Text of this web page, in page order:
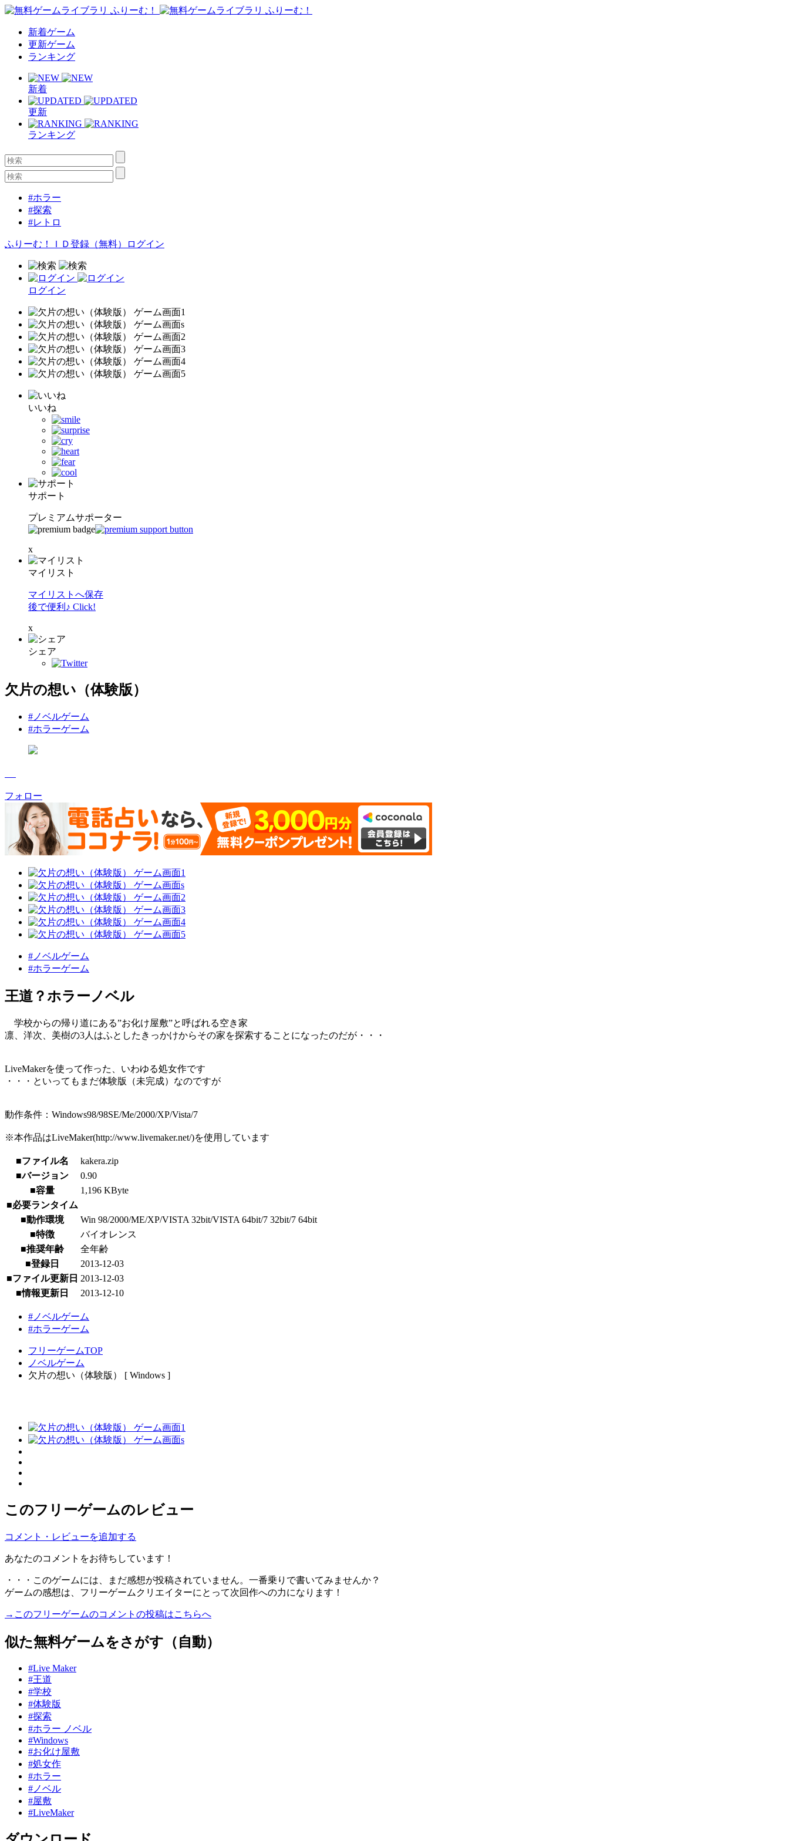
新着ゲーム
更新ゲーム
ランキング
新着
更新
ランキング
#ホラー
#探索
#レトロ
ふりーむ！ＩＤ登録（無料） ログイン
ログイン
いいね
サポート
プレミアムサポーター
x
マイリスト
マイリストへ保存
後で便利♪ Click!
x
シェア
欠片の想い（体験版）
#ノベルゲーム
#ホラーゲーム
フォロー
#ノベルゲーム
#ホラーゲーム
王道？ホラーノベル
学校からの帰り道にある”お化け屋敷”と呼ばれる空き家
凛、洋次、美樹の3人はふとしたきっかけからその家を探索することになったのだが・・・
LiveMakerを使って作った、いわゆる処女作です
・・・といってもまだ体験版（未完成）なのですが
動作条件：Windows98/98SE/Me/2000/XP/Vista/7
※本作品はLiveMaker(http://www.livemaker.net/)を使用しています
■ファイル名
kakera.zip
■バージョン
0.90
■容量
1,196 KByte
■必要ランタイム
■動作環境
Win 98/2000/ME/XP/VISTA 32bit/VISTA 64bit/7 32bit/7 64bit
■特徴
バイオレンス
■推奨年齢
全年齢
■登録日
2013-12-03
■ファイル更新日 2013-12-03
■情報更新日
2013-12-10
#ノベルゲーム
#ホラーゲーム
フリーゲームTOP
ノベルゲーム
欠片の想い（体験版） [ Windows ]
このフリーゲームのレビュー
コメント・レビューを追加する
あなたのコメントをお待ちしています！
・・・このゲームには、まだ感想が投稿されていません。一番乗りで書いてみませんか？
ゲームの感想は、フリーゲームクリエイターにとって次回作への力になります！
→このフリーゲームのコメントの投稿はこちらへ
似た無料ゲームをさがす（自動）
#Live Maker
#王道
#学校
#体験版
#探索
#ホラー ノベル
#Windows
#お化け屋敷
#処女作
#ホラー
#ノベル
#屋敷
#LiveMaker